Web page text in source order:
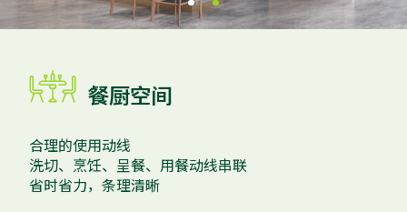
 餐厨空间
合理的使用动线
洗切、烹饪、呈餐、用餐动线串联
省时省力，条理清晰